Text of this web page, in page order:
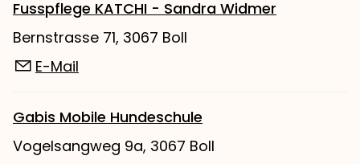
Fusspflege KATCHI - Sandra Widmer
Bernstrasse 71, 3067 Boll
E-Mail
Gabis Mobile Hundeschule
Vogelsangweg 9a, 3067 Boll